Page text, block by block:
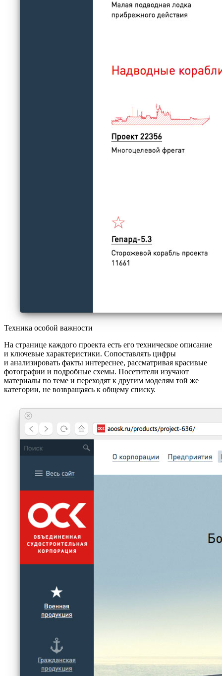
Техника особой важности
На странице каждого проекта есть его техническое описание
и ключевые характеристики. Сопоставлять цифры
и анализировать факты интереснее, рассматривая красивые
фотографии и подробные схемы. Посетители изучают
материалы по теме и переходят к другим моделям той же
категории, не возвращаясь к общему списку.